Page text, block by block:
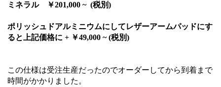
ミネラル ￥201,000 ~ (税別)
ポリッシュドアルミニウムにしてレザーアームパッドにす
ると上記価格に + ￥49,000 ~ (税別)
この仕様は受注生産だったのでオーダーしてから到着まで
時間がかかりました。